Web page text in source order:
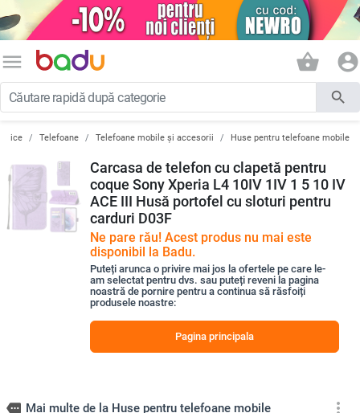
menu shopping_basket account_circle
search
Telefoane Telefoane mobile și accesorii Huse pentru telefoane mobile
Carcasa de telefon cu clapetă pentru
coque Sony Xperia L4 10IV 1IV 1 5 10 IV
ACE III Husă portofel cu sloturi pentru
carduri D03F
Ne pare rău! Acest produs nu mai este
disponibil la Badu.
Puteți arunca o privire mai jos la ofertele pe care le-
am selectat pentru dvs. sau puteți reveni la pagina
noastră de pornire pentru a continua să răsfoiți
produsele noastre:
Pagina principala
more Mai multe de la Huse pentru telefoane mobile more_vert